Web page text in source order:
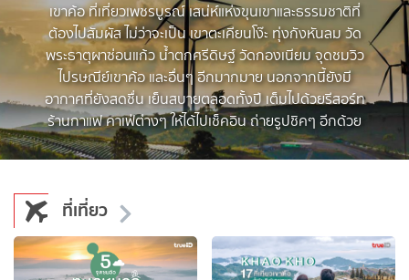
เขาค้อ ที่เที่ยวเพชรบูรณ์ เสน่ห์แห่งขุนเขาและธรรมชาติที่
ต้องไปสัมผัส ไม่ว่าจะเป็น เขาตะเคียนโง๊ะ ทุ่งกังหันลม วัด
พระธาตุผาซ่อนแก้ว น้ำตกศรีดิษฐ์ วัดกองเนียม จุดชมวิว
ไปรษณีย์เขาค้อ และอื่นๆ อีกมากมาย นอกจากนี้ยังมี
อากาศที่ยังสดชื่น เย็นสบายตลอดทั้งปี เต็มไปด้วยรีสอร์ท
ร้านกาแฟ คาเฟ่ต่างๆ ให้ได้ไปเช็คอิน ถ่ายรูปชิคๆ อีกด้วย
ที่เที่ยว